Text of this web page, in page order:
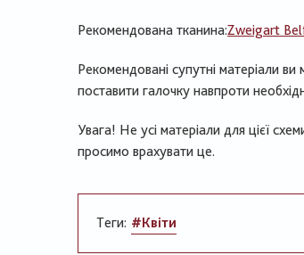
Рекомендована тканина:Zweigart
Рекомендовані супутні матеріали
поставити галочку навпроти
Увага! Не усі матеріали для цієї
просимо врахувати це.
Теги: #Квіти